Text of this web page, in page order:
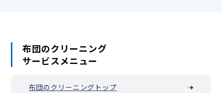
布団のクリーニング
サービスメニュー
布団のクリーニングトップ